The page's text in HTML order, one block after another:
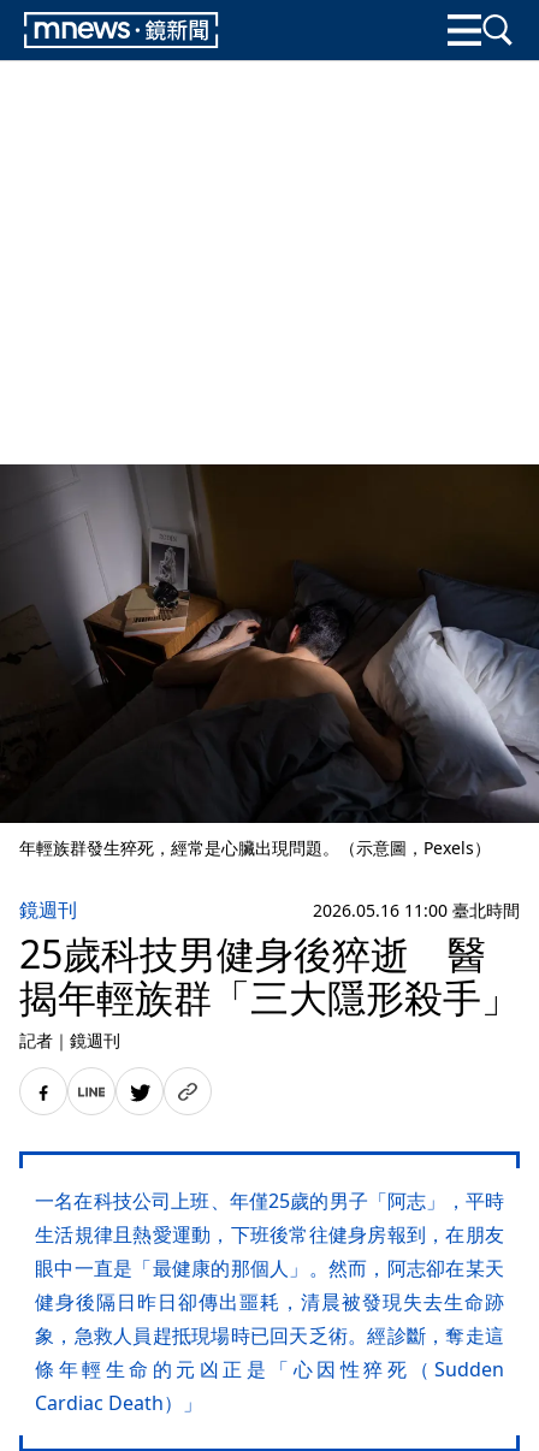
年輕族群發生猝死，經常是心臟出現問題。（示意圖，Pexels）
鏡週刊 2026.05.16 11:00 臺北時間
25歲科技男健身後猝逝 醫
揭年輕族群「三大隱形殺手」
記者 ｜ 鏡週刊
一名在科技公司上班、年僅25歲的男子「阿志」，平時
生活規律且熱愛運動，下班後常往健身房報到，在朋友
眼中一直是「最健康的那個人」。然而，阿志卻在某天
健身後隔日昨日卻傳出噩耗，清晨被發現失去生命跡
象，急救人員趕抵現場時已回天乏術。經診斷，奪走這
條年輕生命的元凶正是「心因性猝死（Sudden
Cardiac Death）」